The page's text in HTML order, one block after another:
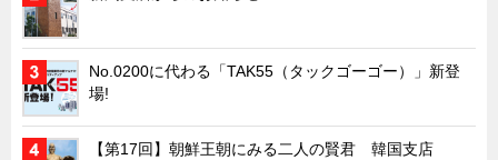
No.0200に代わる「TAK55（タックゴーゴー）」新登
場!
【第17回】朝鮮王朝にみる二人の賢君 韓国支店